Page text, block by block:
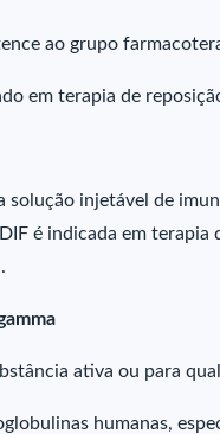
ao grupo
em terapia de
solução injetável de
é indicada em
ativa ou para
humanas,